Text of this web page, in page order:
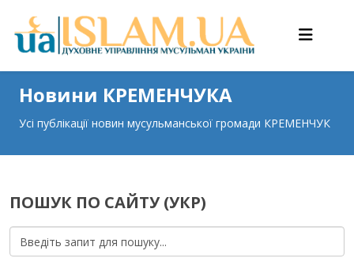
Новини КРЕМЕНЧУКА
Усі публікації новин мусульманської громади КРЕМЕНЧУК
ПОШУК ПО САЙТУ (УКР)